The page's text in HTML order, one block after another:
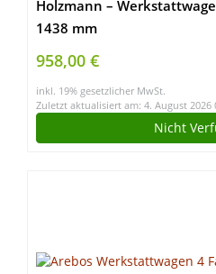
Holzmann –
1438 mm
958,00 €
inkl. 19% gesetzlicher MwSt.
Zuletzt aktualisiert am: 4. August 2026
Nicht